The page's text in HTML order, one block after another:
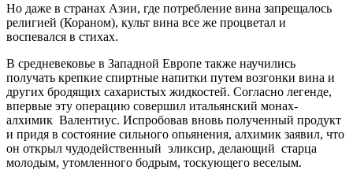
Но даже в странах Азии, где потребление вина запрещалось
религией (Кораном), культ вина все же процветал и
воспевался в стихах.
В средневековье в Западной Европе также научились
получать крепкие спиртные напитки путем возгонки вина и
других бродящих сахаристых жидкостей. Согласно легенде,
впервые эту операцию совершил итальянский монах-
алхимик Валентиус. Испробовав вновь полученный продукт
и придя в состояние сильного опьянения, алхимик заявил, что
он открыл чудодейственный эликсир, делающий старца
молодым, утомленного бодрым, тоскующего веселым.